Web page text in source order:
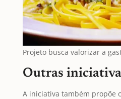
Projeto busca valorizar a
Outras
A iniciativa também propõe